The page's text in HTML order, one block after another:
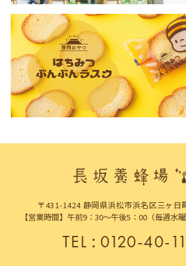
〒431-1424 静岡県浜松市浜名区三ヶ日
【営業時間】午前9：30～午後5：00（毎週水
TEL：0120-40-